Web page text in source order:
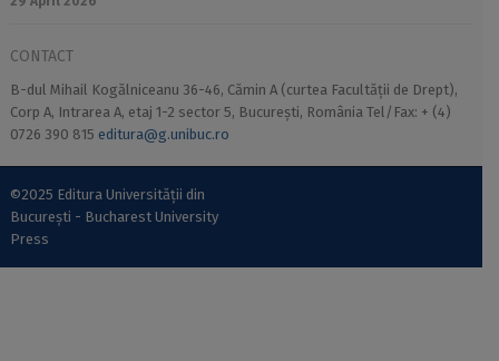
CONTACT
B-dul Mihail Kogălniceanu 36-46, Cămin A (curtea Facultății de Drept),
Corp A, Intrarea A, etaj 1-2 sector 5, București, România Tel/Fax: + (4)
0726 390 815 editura@g.unibuc.ro
©2025 Editura Universității din
București - Bucharest University
Press